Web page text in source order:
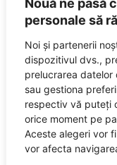
Nouă ne pasă
personale să
Noi și partenerii
dispozitivul dvs.,
prelucrarea
sau gestiona
respectiv vă puteți
orice moment pe
Aceste alegeri vor
vor afecta